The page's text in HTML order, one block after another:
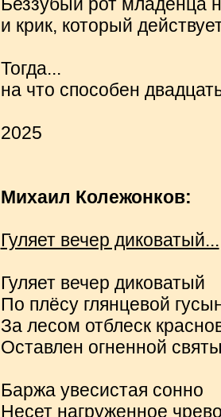
Беззубый рот младенца
и крик, который
Тогда...
на что способен
2025
Михаил Колежонков:
Гуляет вечер диковатый...
Гуляет вечер диковатый
По плёсу глянцевой
За лесом отблеск
Оставлен огненной
Баржа увесистая сонно
Несет нагруженное